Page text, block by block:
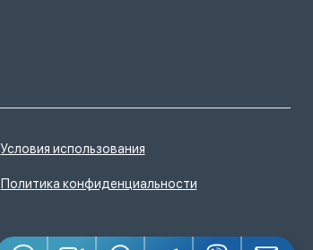
Условия использования
Политика конфиденциальности